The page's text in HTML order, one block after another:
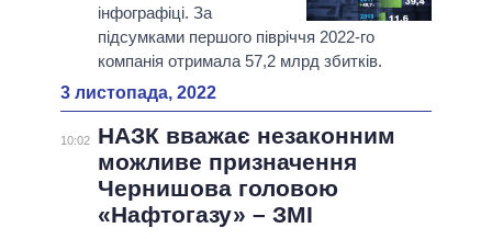
інфографіці. За
підсумками першого півріччя 2022-го
компанія отримала 57,2 млрд збитків.
3 листопада, 2022
10:02
НАЗК вважає незаконним
можливе призначення
Чернишова головою
«Нафтогазу» – ЗМІ